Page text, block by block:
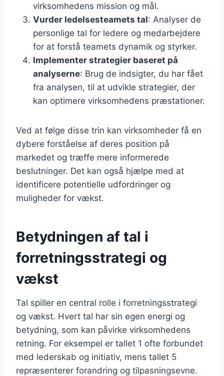
virksomhedens mission og mål.
Vurder ledelsesteamets tal: Analyser de
personlige tal for ledere og medarbejdere
for at forstå teamets dynamik og styrker.
Implementer strategier baseret på
analyserne: Brug de indsigter, du har fået
fra analysen, til at udvikle strategier, der
kan optimere virksomhedens præstationer.
Ved at følge disse trin kan virksomheder få en
dybere forståelse af deres position på
markedet og træffe mere informerede
beslutninger. Det kan også hjælpe med at
identificere potentielle udfordringer og
muligheder for vækst.
Betydningen af tal i
forretningsstrategi og
vækst
Tal spiller en central rolle i forretningsstrategi
og vækst. Hvert tal har sin egen energi og
betydning, som kan påvirke virksomhedens
retning. For eksempel er tallet 1 ofte forbundet
med lederskab og initiativ, mens tallet 5
repræsenterer forandring og tilpasningsevne.